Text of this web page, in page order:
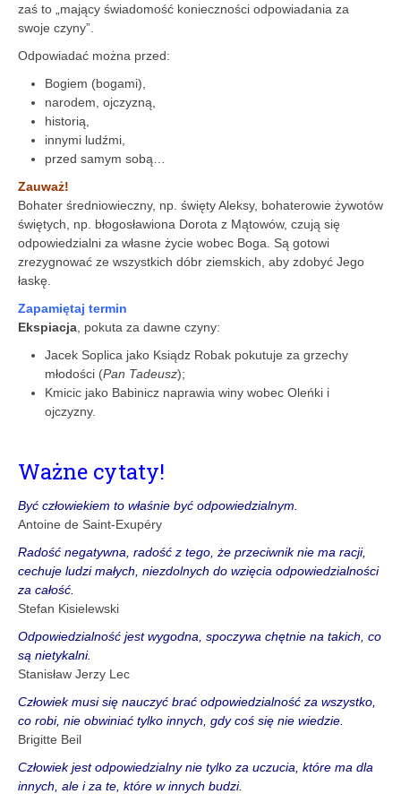
zaś to „mający świadomość konieczności odpowiadania za
swoje czyny”.
Odpowiadać można przed:
Bogiem (bogami),
narodem, ojczyzną,
historią,
innymi ludźmi,
przed samym sobą…
Zauważ!
Bohater średniowieczny, np. święty Aleksy, bohaterowie żywotów
świętych, np. błogosławiona Dorota z Mątowów, czują się
odpowiedzialni za własne życie wobec Boga. Są gotowi
zrezygnować ze wszystkich dóbr ziemskich, aby zdobyć Jego
łaskę.
Zapamiętaj termin
Ekspiacja , pokuta za dawne czyny:
Jacek Soplica jako Ksiądz Robak pokutuje za grzechy
młodości (Pan Tadeusz);
Kmicic jako Babinicz naprawia winy wobec Oleńki i
ojczyzny.
Ważne cytaty!
Być człowiekiem to właśnie być odpowiedzialnym.
Antoine de Saint-Exupéry
Radość negatywna, radość z tego, że przeciwnik nie ma racji,
cechuje ludzi małych, niezdolnych do wzięcia odpowiedzialności
za całość.
Stefan Kisielewski
Odpowiedzialność jest wygodna, spoczywa chętnie na takich, co
są nietykalni.
Stanisław Jerzy Lec
Człowiek musi się nauczyć brać odpowiedzialność za wszystko,
co robi, nie obwiniać tylko innych, gdy coś się nie wiedzie.
Brigitte Beil
Człowiek jest odpowiedzialny nie tylko za uczucia, które ma dla
innych, ale i za te, które w innych budzi.